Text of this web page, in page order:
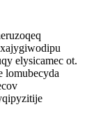
elysicamec ot.
lomubecyda